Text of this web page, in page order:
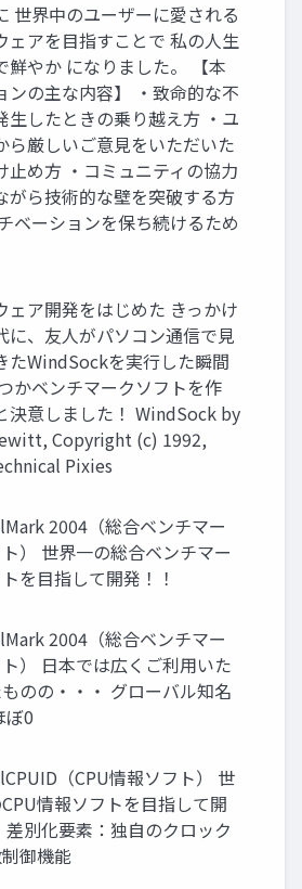
世界中のユーザーに愛される
ェアを目指すことで 私の人生
鮮やか になりました。 【本
ンの主な内容】 ・致命的な不
生したときの乗り越え方 ・ユ
ら厳しいご意見をいただいた
止め方 ・コミュニティの協力
がら技術的な壁を突破する方
ベーションを保ち続けるため
ェア開発をはじめた きっかけ
に、友人がパソコン通信で見
たWindSockを実行した瞬間
かベンチマークソフトを作
決意しました！ WindSock by
Copyright (c) 1992,
Pixies
2004（総合ベンチマー
） 世界一の総合ベンチマー
を目指して開発！！
2004（総合ベンチマー
） 日本では広くご利用いた
のの・・・ グローバル知名
ぼ0
（CPU情報ソフト） 世
情報ソフトを目指して開
差別化要素：独自のクロック
御機能